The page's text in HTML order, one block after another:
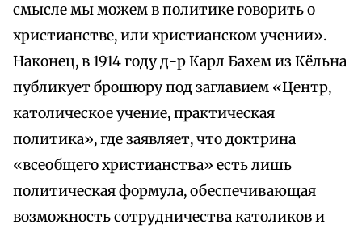
смысле мы можем в политике говорить о
христианстве, или христианском учении».
Наконец, в 1914 году д-р Карл Бахем из Кёльна
публикует брошюру под заглавием «Центр,
католическое учение, практическая
политика», где заявляет, что доктрина
«всеобщего христианства» есть лишь
политическая формула, обеспечивающая
возможность сотрудничества католиков и